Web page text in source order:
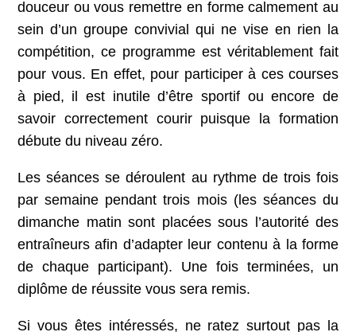
douceur ou vous remettre en forme calmement au
sein d’un groupe convivial qui ne vise en rien la
compétition, ce programme est véritablement fait
pour vous. En effet, pour participer à ces courses
à pied, il est inutile d’être sportif ou encore de
savoir correctement courir puisque la formation
débute du niveau zéro.
Les séances se déroulent au rythme de trois fois
par semaine pendant trois mois (les séances du
dimanche matin sont placées sous l’autorité des
entraîneurs afin d’adapter leur contenu à la forme
de chaque participant). Une fois terminées, un
diplôme de réussite vous sera remis.
Si vous êtes intéressés, ne ratez surtout pas la